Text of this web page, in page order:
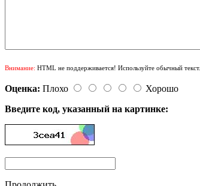
Внимание: HTML не поддерживается! Используйте обычный текст.
Оценка: Плохо
Хорошо
Введите код, указанный на картинке: